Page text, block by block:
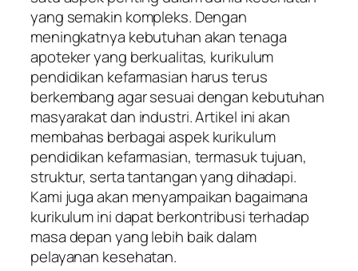
yang semakin kompleks. Dengan
meningkatnya kebutuhan akan tenaga
apoteker yang berkualitas, kurikulum
pendidikan kefarmasian harus terus
berkembang agar sesuai dengan kebutuhan
masyarakat dan industri. Artikel ini akan
membahas berbagai aspek kurikulum
pendidikan kefarmasian, termasuk tujuan,
struktur, serta tantangan yang dihadapi.
Kami juga akan menyampaikan bagaimana
kurikulum ini dapat berkontribusi terhadap
masa depan yang lebih baik dalam
pelayanan kesehatan.